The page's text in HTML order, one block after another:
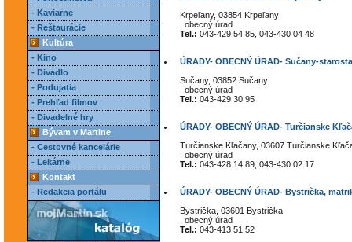
- Kaviarne
- Reštaurácie
Kultúra
- Kino
- Divadlo
- Podujatia
- Prehľad filmov
- Divadelné hry
Bývam v Martine
- Cestovné kancelárie
- Lekárne
Kontakt
- Redakcia portálu
Krpeľany, 03854 Krpeľany
, obecný úrad
Tel.: 043-429 54 85, 043-430 04 48
ÚRADY- OBECNÝ ÚRAD- Sučany-starosta
Sučany, 03852 Sučany
, obecný úrad
Tel.: 043-429 30 95
ÚRADY- OBECNÝ ÚRAD- Turčianske
Turčianske Kľačany, 03607 Turčianske
, obecný úrad
Tel.: 043-428 14 89, 043-430 02 17
ÚRADY- OBECNÝ ÚRAD- Bystrička,
Bystrička, 03601 Bystrička
, obecný úrad
Tel.: 043-413 51 52